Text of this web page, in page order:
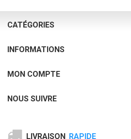
CATÉGORIES
INFORMATIONS
MON COMPTE
NOUS SUIVRE
LIVRAISON RAPIDE